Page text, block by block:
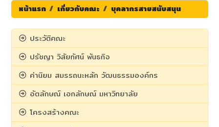
หน้าแรก เกี่ยวกับคณะ บุคลากรสายสนับสนุน
ประวัติคณะ
ปรัชญา วิสัยทัศน์ พันธกิจ
ค่านิยม สมรรถนะหลัก วัฒนธรรมองค์กร
อัตลักษณ์ เอกลักษณ์ มหาวิทยาลัย
โครงสร้างคณะ